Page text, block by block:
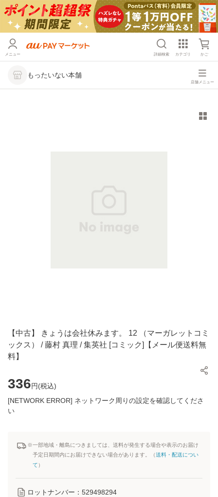
メニュー 詳細検索 カテゴリ かご
もったいない本舗
店舗メニュー
【中古】 きょうは会社休みます。 12 （マーガレットコミ
ックス） / 藤村 真理 / 集英社 [コミック]【メール便送料無
料】
336円(税込)
[NETWORK ERROR] ネットワーク周りの設定を確認してくださ
い
※一部地域・離島につきましては、送料が発生する場合や表示のお届け
予定日期間内にお届けできない場合があります。（送料・配送につい
て ）
ロットナンバー： 529498294